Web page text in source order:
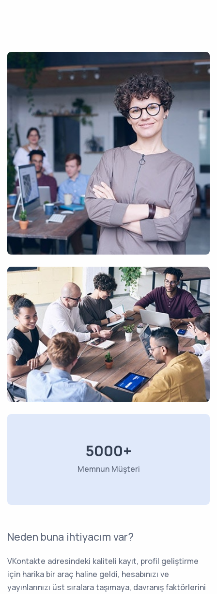
5000+
Memnun Müşteri
Neden buna ihtiyacım var?
VKontakte adresindeki kaliteli kayıt, profil geliştirme
için harika bir araç haline geldi, hesabınızı ve
yayınlarınızı üst sıralara taşımaya, davranış faktörlerini